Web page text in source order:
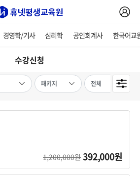
경영학/기사 심리학 공인회계사 한국어교
수강신청
1,200,000원 392,000원